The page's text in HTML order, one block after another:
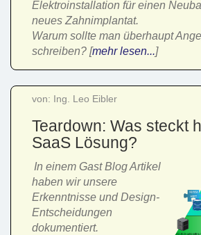
Elektroinstallation für einen
neues Zahnimplantat.
Warum sollte man überhaupt
schreiben? [mehr lesen...]
von: Ing. Leo Eibler
Teardown: Was steckt
SaaS Lösung?
In einem Gast Blog Artikel
haben wir unsere
Erkenntnisse und Design-
Entscheidungen
dokumentiert.